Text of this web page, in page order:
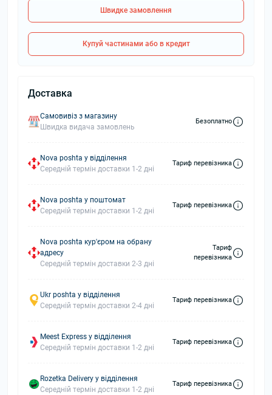
Швидке замовлення
Купуй частинами або в кредит
Доставка
Самовивіз з магазину
Швидка видача замовлень
Безоплатно
Nova poshta у відділення
Середній термін доставки 1-2 дні
Тариф перевізника
Nova poshta у поштомат
Середній термін доставки 1-2 дні
Тариф перевізника
Nova poshta кур'єром на обрану
адресу
Середній термін доставки 2-3 дні
Тариф
перевізника
Ukr poshta у відділення
Середній термін доставки 2-4 дні
Тариф перевізника
Meest Express у відділення
Середній термін доставки 1-2 дні
Тариф перевізника
Rozetka Delivery у відділення
Середній термін доставки 1-2 дні
Тариф перевізника